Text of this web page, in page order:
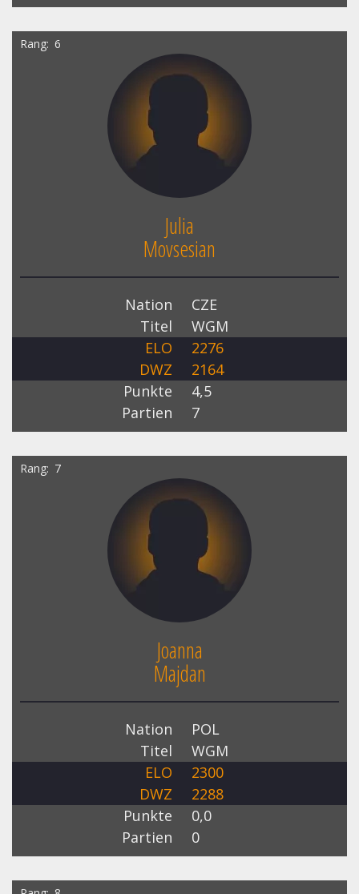
Rang 6
Julia
Movsesian
Nation
CZE
Titel
WGM
ELO
2276
DWZ
2164
Punkte
4,5
Partien
7
Rang 7
Joanna
Majdan
Nation
POL
Titel
WGM
ELO
2300
DWZ
2288
Punkte
0,0
Partien
0